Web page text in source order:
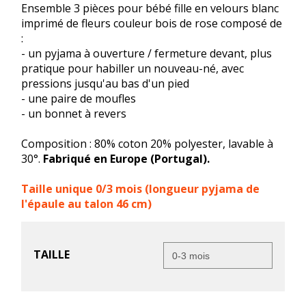
Ensemble 3 pièces pour bébé fille en velours blanc
imprimé de fleurs couleur bois de rose composé de
:
- un pyjama à ouverture / fermeture devant, plus
pratique pour habiller un nouveau-né, avec
pressions jusqu'au bas d'un pied
- une paire de moufles
- un bonnet à revers
Composition : 80% coton 20% polyester, lavable à
30°. Fabriqué en Europe (Portugal).
Taille unique 0/3 mois (longueur pyjama de
l'épaule au talon 46 cm)
TAILLE